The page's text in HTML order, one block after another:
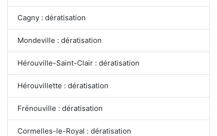
Cagny : dératisation
Mondeville : dératisation
Hérouville-Saint-Clair : dératisation
Hérouvillette : dératisation
Frénouville : dératisation
Cormelles-le-Royal : dératisation